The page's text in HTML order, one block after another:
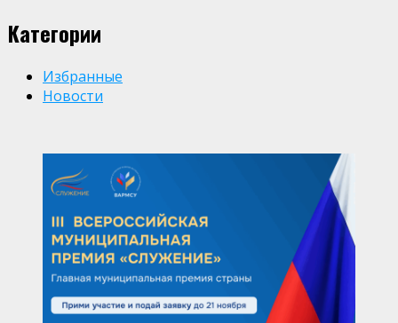
Категории
Избранные
Новости